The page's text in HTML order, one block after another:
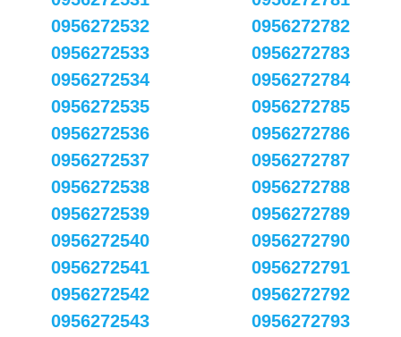
0956272532
0956272533
0956272534
0956272535
0956272536
0956272537
0956272538
0956272539
0956272540
0956272541
0956272542
0956272543
0956272782
0956272783
0956272784
0956272785
0956272786
0956272787
0956272788
0956272789
0956272790
0956272791
0956272792
0956272793